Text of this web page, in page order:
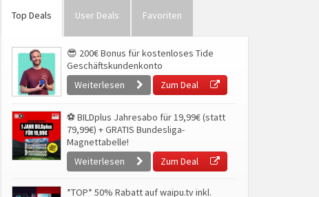
Top Deals User Deals Favoriten
😎 200€ Bonus für kostenloses Tide
Geschäftskundenkonto
Weiterlesen
Zum Deal
⚽ BILDplus Jahresabo für 19,99€ (statt
79,99€) + GRATIS Bundesliga-
Magnettabelle!
Weiterlesen
Zum Deal
*TOP* 50% Rabatt auf waipu.tv inkl.